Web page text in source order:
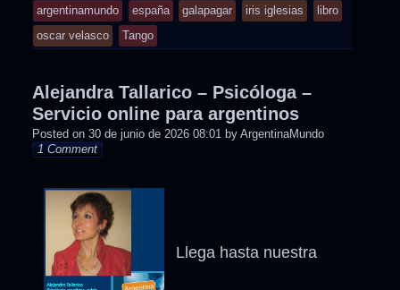
tagged
argentinamundo
españa galapagar iris iglesias
libro
oscar velasco
Tango
Alejandra Tallarico – Psicóloga –
Servicio online para argentinos
Posted on 30 de junio de 2026 08:01 by ArgentinaMundo
1 Comment
Llega hasta nuestra